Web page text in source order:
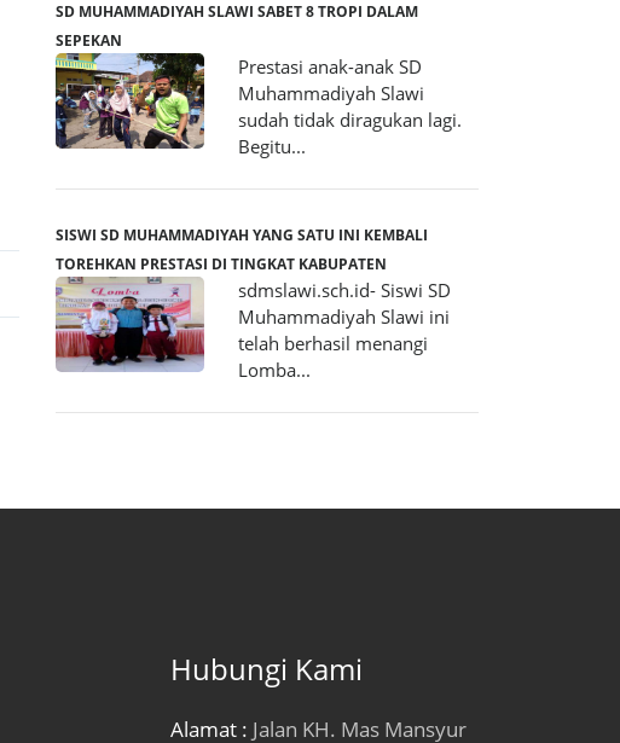
SD MUHAMMADIYAH SLAWI SABET 8 TROPI DALAM
SEPEKAN
Prestasi anak-anak SD
Muhammadiyah Slawi
sudah tidak diragukan lagi.
Begitu...
SISWI SD MUHAMMADIYAH YANG SATU INI KEMBALI
TOREHKAN PRESTASI DI TINGKAT KABUPATEN
sdmslawi.sch.id- Siswi SD
Muhammadiyah Slawi ini
telah berhasil menangi
Lomba...
Hubungi Kami
Alamat : Jalan KH. Mas Mansyur